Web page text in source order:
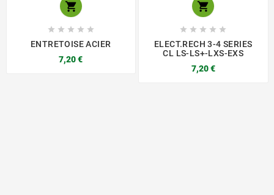

    
ENTRETOISE ACIER
7,20 €

    
ELECT.RECH 3-4 SERIES
CL LS-LS+-LXS-EXS
7,20 €